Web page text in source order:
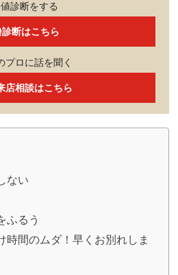
診断をする
診断はこちら
プロに話を聞く
店相談はこちら
ない
ふるう
時間のムダ！早くお別れしま